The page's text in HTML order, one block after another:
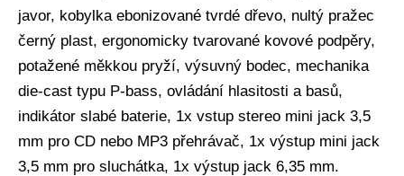
javor, kobylka ebonizované tvrdé dřevo, nultý pražec
černý plast, ergonomicky tvarované kovové podpěry,
potažené měkkou pryží, výsuvný bodec, mechanika
die-cast typu P-bass, ovládání hlasitosti a basů,
indikátor slabé baterie, 1x vstup stereo mini jack 3,5
mm pro CD nebo MP3 přehrávač, 1x výstup mini jack
3,5 mm pro sluchátka, 1x výstup jack 6,35 mm.